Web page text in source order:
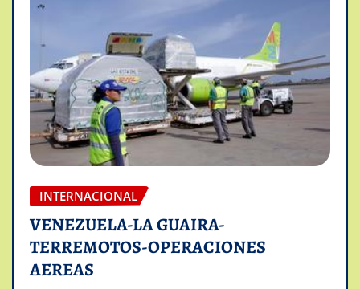
INTERNACIONAL
VENEZUELA-LA GUAIRA-
TERREMOTOS-OPERACIONES
AEREAS